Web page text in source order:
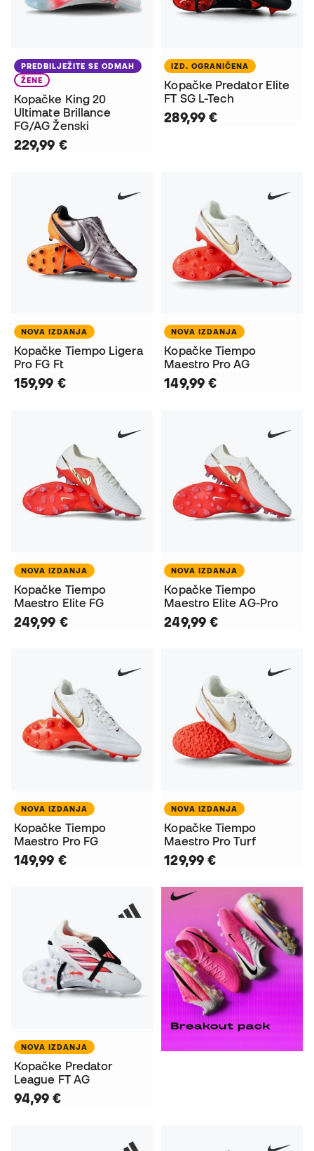
PREDBILJEŽITE SE ODMAH
ŽENE
Kopačke King 20
Ultimate Brillance
FG/AG Ženski
229,99 €
IZD. OGRANIČENA
Kopačke Predator Elite
FT SG L-Tech
289,99 €
NOVA IZDANJA
Kopačke Tiempo Ligera
Pro FG Ft
159,99 €
NOVA IZDANJA
Kopačke Tiempo
Maestro Pro AG
149,99 €
NOVA IZDANJA
Kopačke Tiempo
Maestro Elite FG
249,99 €
NOVA IZDANJA
Kopačke Tiempo
Maestro Elite AG-Pro
249,99 €
NOVA IZDANJA
Kopačke Tiempo
Maestro Pro FG
149,99 €
NOVA IZDANJA
Kopačke Tiempo
Maestro Pro Turf
129,99 €
NOVA IZDANJA
Kopačke Predator
League FT AG
94,99 €